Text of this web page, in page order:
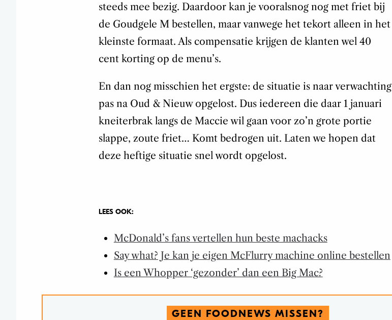
steeds mee bezig. Daardoor kan je vooralsnog nog met friet bij
de Goudgele M bestellen, maar vanwege het tekort alleen in het
kleinste formaat. Als compensatie krijgen de klanten wel 40
cent korting op de menu’s.
En dan nog misschien het ergste: de situatie is naar verwachting
pas na Oud & Nieuw opgelost. Dus iedereen die daar 1 januari
kneiterbrak langs de Maccie wil gaan voor zo’n grote portie
slappe, zoute friet… Komt bedrogen uit. Laten we hopen dat
deze heftige situatie snel wordt opgelost.
LEES OOK:
McDonald’s fans vertellen hun beste machacks
Say what? Je kan je eigen McFlurry machine online bestellen
Is een Whopper ‘gezonder’ dan een Big Mac?
GEEN FOODNEWS MISSEN?